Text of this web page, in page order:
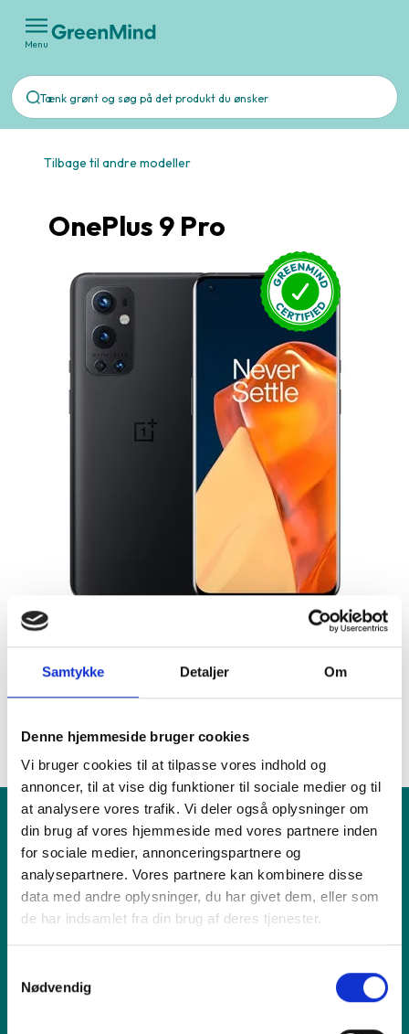
Samtykke Detaljer Om
Denne hjemmeside bruger cookies
Vi bruger cookies til at tilpasse vores indhold og
annoncer, til at vise dig funktioner til sociale medier og til
at analysere vores trafik. Vi deler også oplysninger om
din brug af vores hjemmeside med vores partnere inden
for sociale medier, annonceringspartnere og
analysepartnere. Vores partnere kan kombinere disse
data med andre oplysninger, du har givet dem, eller som
de har indsamlet fra din brug af deres tjenester.
Nødvendig
Menu
Tilbage til andre modeller
OnePlus 9 Pro
Fandt du ikke det du søgte efter?
RING TIL OS FIND VÆRKSTED
Produkt
Vi tilbyder